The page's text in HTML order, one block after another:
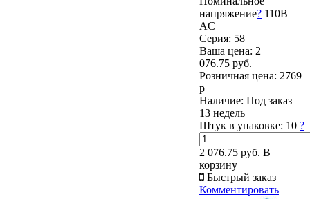
напряжение? 110В
AC
Серия: 58
Ваша цена: 2
076.75 руб.
Розничная цена: 2769
р
Наличие: Под заказ
13 недель
Штук в упаковке: 10 ?
2 076.75 руб. В
корзину
Быстрый заказ
Комментировать